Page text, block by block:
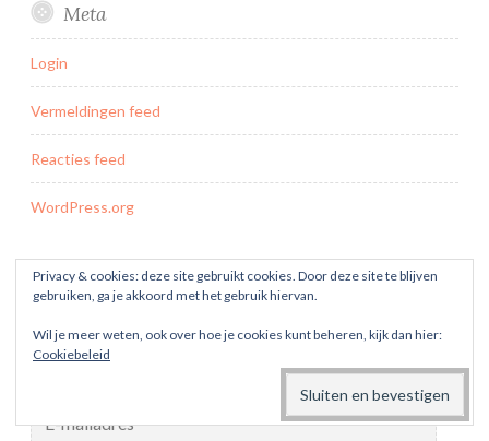
Meta
Login
Vermeldingen feed
Reacties feed
WordPress.org
Geen artikel meer missen? Abonneer je op de
blog
Voer je e-mailadres in om je in te schrijven op dit blog en e-
mailmeldingen te ontvangen van nieuwe berichten.
mailadres
Privacy & cookies: deze site gebruikt cookies. Door deze site te blijven
gebruiken, ga je akkoord met het gebruik hiervan.
Wil je meer weten, ook over hoe je cookies kunt beheren, kijk dan hier:
Cookiebeleid